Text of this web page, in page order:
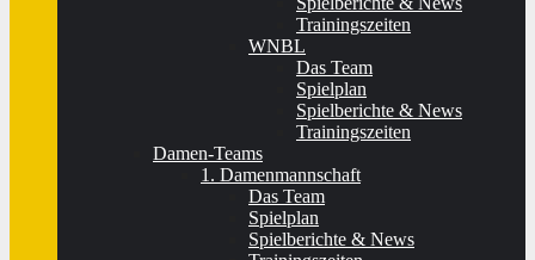
Trainingszeiten
WNBL
Das Team
Spielplan
Spielberichte & News
Trainingszeiten
Damen-Teams
1. Damenmannschaft
Das Team
Spielplan
Spielberichte & News